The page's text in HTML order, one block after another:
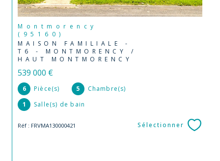
Montmorency
(95160)
MAISON FAMILIALE -
T6 - MONTMORENCY /
HAUT MONTMORENCY
539 000 €
6 Pièce(s) 5
Chambre(s)
1
Salle(s) de bain
Réf : FRVMA130000421 Sélectionner